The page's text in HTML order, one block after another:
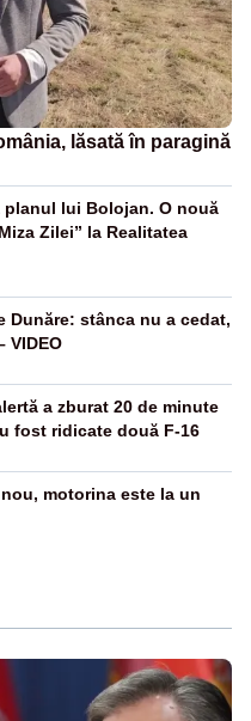
lăsată în paragină
planul lui Bolojan. O nouă
Zilei” la Realitatea
Dunăre: stânca nu a cedat,
VIDEO
a zburat 20 de minute
fost ridicate două F-16
motorina este la un